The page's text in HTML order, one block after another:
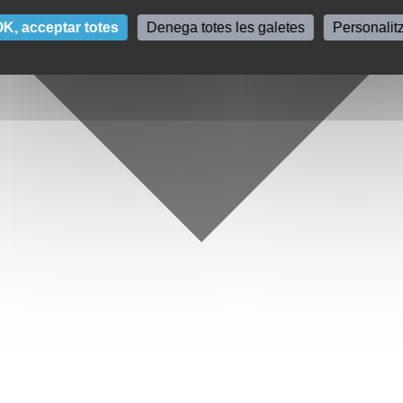
acceptar totes Denega totes les galetes